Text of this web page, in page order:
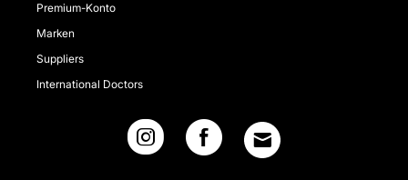
Premium-Konto
Marken
Suppliers
International Doctors